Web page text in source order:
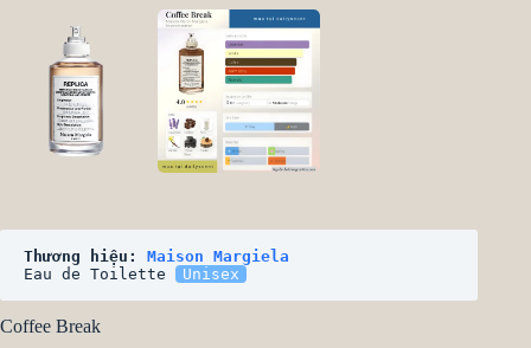
Thương hiệu: Maison Margiela
Eau de Toilette
Unisex
Coffee Break